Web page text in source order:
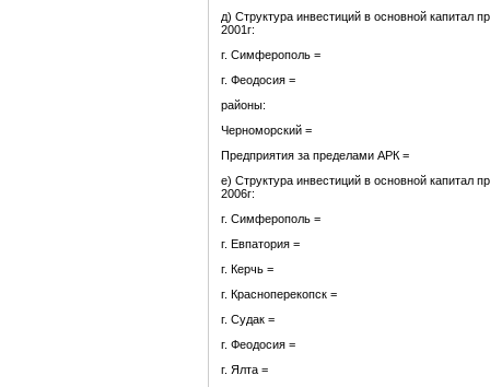
д) Структура инвестиций в основной капитал
2001г:
г. Симферополь =
г. Феодосия =
районы:
Черноморский =
Предприятия за пределами АРК =
е) Структура инвестиций в основной капитал
2006г:
г. Симферополь =
г. Евпатория =
г. Керчь =
г. Красноперекопск =
г. Судак =
г. Феодосия =
г. Ялта =